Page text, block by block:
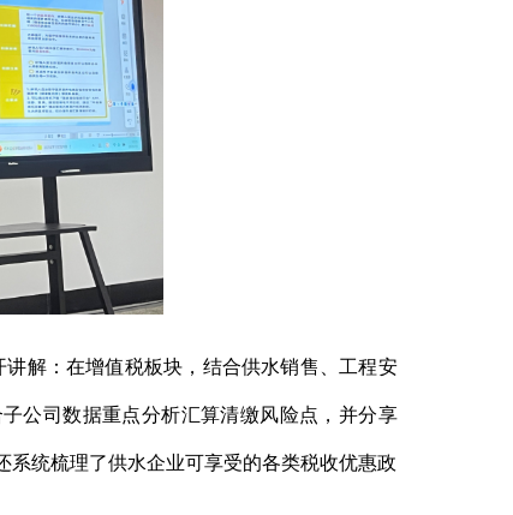
解：在增值税板块，结合供水销售、工程安
公司数据重点分析汇算清缴风险点，并分享
系统梳理了供水企业可享受的各类税收优惠政